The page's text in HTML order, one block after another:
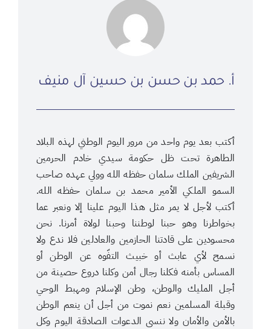
أ. حمد بن حسن بن حسين آل منيف
أكتب بعد يوم واحد من مرور اليوم الوطني لهذه البلاد
الطاهرة تحت ظل حكومة سيدي خادم الحرمين
الشريفين الملك سلمان حفظه الله وولي عهده صاحب
السمو الملكي الأمير محمد بن سلمان حفظه الله.
أكتب لأجل لا يمر مثل هذا اليوم علينا إلا ونعبر عما
بخواطرنا وهو حبنا لوطننا وحبنا لولاة أمرنا. نحن
محسودين على قادتنا الحازمين والعادلين فلا ندع ولا
نسمح لأي عابث أو خبيث التفّوه عن الوطن أو
المساس بأمنه فكلنا رجال أمن وكلنا دروع حصينة من
أجل المليك والوطن، وطن الإسلام ومهبط الوحي
وقبلة المسلمين نعم نموت من أجل أن ينعم الوطن
بالأمن والأمان ولا ننسى الدعوات الصادقة اليوم وكل